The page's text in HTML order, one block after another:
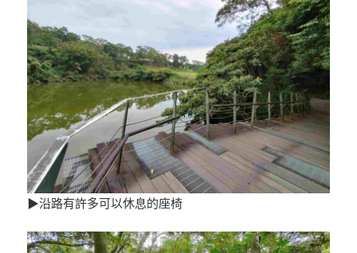
▶沿路有許多可以休息的座椅